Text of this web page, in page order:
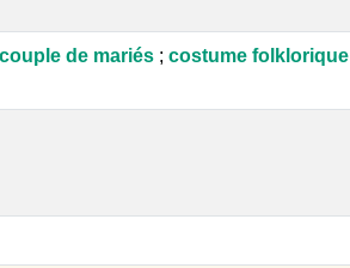
couple de mariés ; costume folklorique